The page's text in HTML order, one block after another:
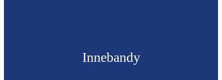
Innebandy